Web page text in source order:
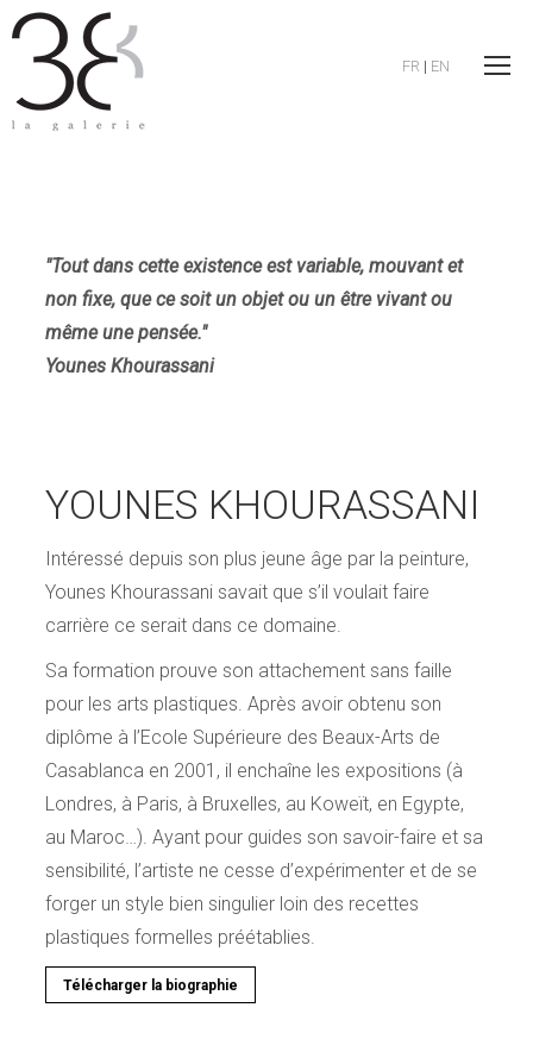
FR | EN
"Tout dans cette existence est variable, mouvant et
non fixe, que ce soit un objet ou un être vivant ou
même une pensée."
Younes Khourassani
YOUNES KHOURASSANI
Intéressé depuis son plus jeune âge par la peinture,
Younes Khourassani savait que s’il voulait faire
carrière ce serait dans ce domaine.
Sa formation prouve son attachement sans faille
pour les arts plastiques. Après avoir obtenu son
diplôme à l’Ecole Supérieure des Beaux-Arts de
Casablanca en 2001, il enchaîne les expositions (à
Londres, à Paris, à Bruxelles, au Koweït, en Egypte,
au Maroc…). Ayant pour guides son savoir-faire et sa
sensibilité, l’artiste ne cesse d’expérimenter et de se
forger un style bien singulier loin des recettes
plastiques formelles préétablies.
Télécharger la biographie